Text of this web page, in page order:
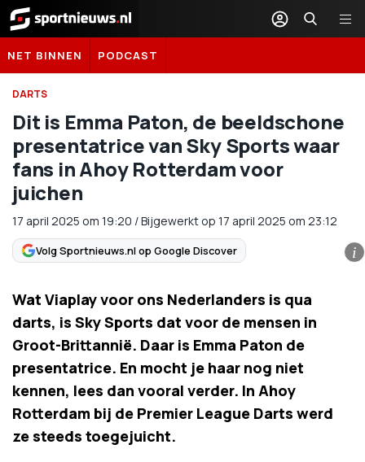
Sportnieuws.nl
NET BINNEN PODCAST
DARTS
Dit is Emma Paton, de beeldschone
presentatrice van Sky Sports waar
fans in Ahoy Rotterdam voor
juichen
17 april 2025 om 19:20 /Bijgewerkt op 17 april 2025 om 23:12
Volg Sportnieuws.nl op Google Discover i
Wat Viaplay voor ons Nederlanders is qua
darts, is Sky Sports dat voor de mensen in
Groot-Brittannië. Daar is Emma Paton de
presentatrice. En mocht je haar nog niet
kennen, lees dan vooral verder. In Ahoy
Rotterdam bij de Premier League Darts werd
ze steeds toegejuicht.